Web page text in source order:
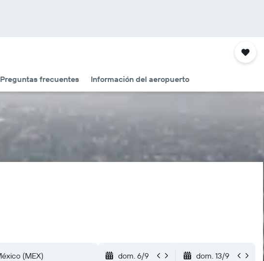
Preguntas frecuentes Información del aeropuerto
dom. 6/9 dom. 13/9